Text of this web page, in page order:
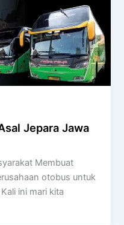
Jepara Jawa
Membuat
otobus untuk
ini mari kita